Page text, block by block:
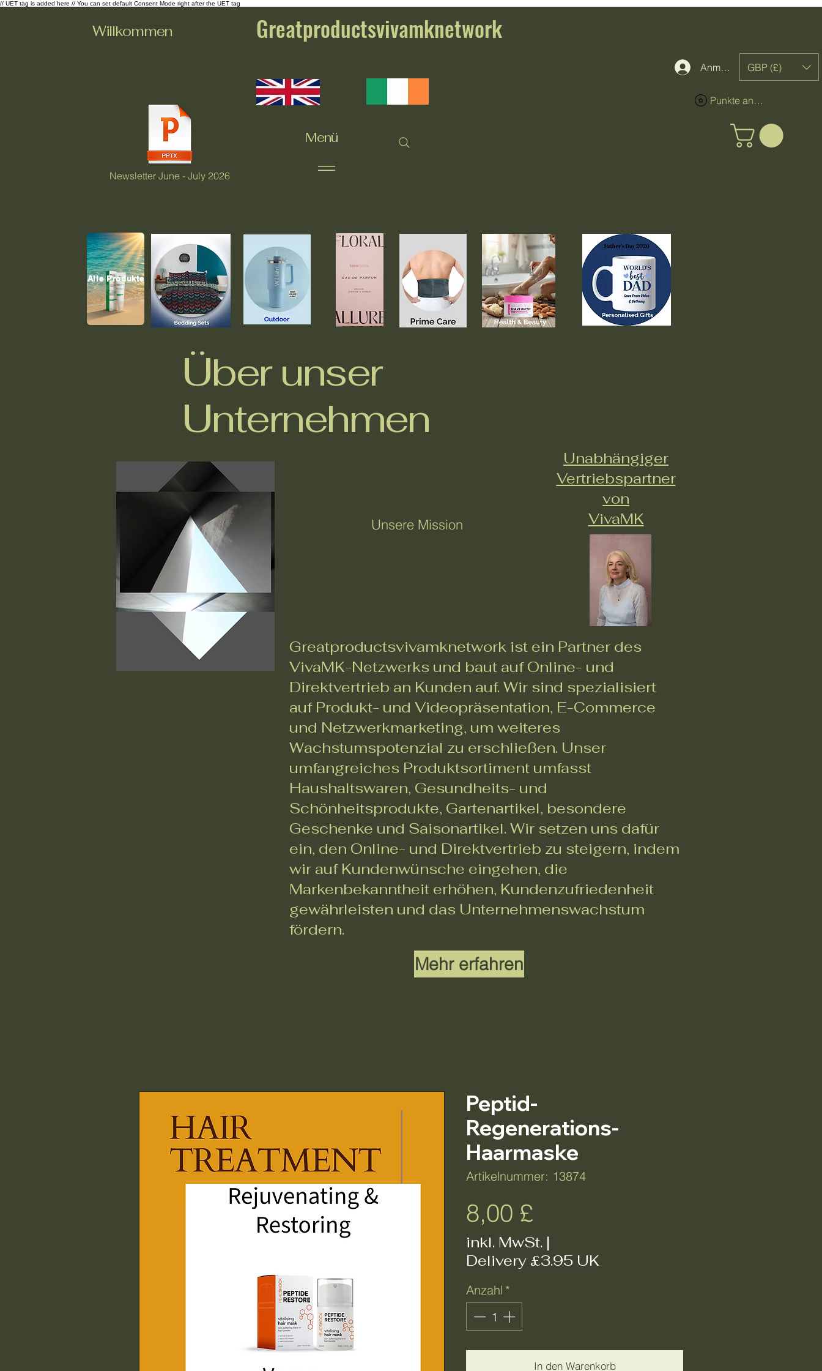
// UET tag is added here // You can set default Consent Mode right after the UET tag
Willkommen
Newsletter June - July 2026
Greatproductsvivamknetwork
Menü
Anmelden GBP (£)
Punkte ansehen
Alle Produkte
Über unser
Unternehmen
Unsere Mission
Unabhängiger
Vertriebspartner
von
VivaMK
Greatproductsvivamknetwork ist ein Partner des
VivaMK-Netzwerks und baut auf Online- und
Direktvertrieb an Kunden auf. Wir sind spezialisiert
auf Produkt- und Videopräsentation, E-Commerce
und Netzwerkmarketing, um weiteres
Wachstumspotenzial zu erschließen. Unser
umfangreiches Produktsortiment umfasst
Haushaltswaren, Gesundheits- und
Schönheitsprodukte, Gartenartikel, besondere
Geschenke und Saisonartikel. Wir setzen uns dafür
ein, den Online- und Direktvertrieb zu steigern, indem
wir auf Kundenwünsche eingehen, die
Markenbekanntheit erhöhen, Kundenzufriedenheit
gewährleisten und das Unternehmenswachstum
fördern.
Mehr erfahren
Peptid-
Regenerations-
Haarmaske
Artikelnummer: 13874
8,00 £
inkl. MwSt. |
Delivery £3.95 UK
Anzahl *
In den Warenkorb